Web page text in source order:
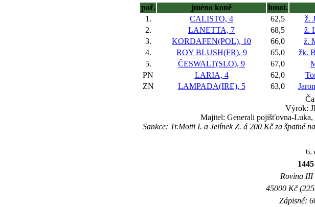
poř.
jméno koně hmot.
1.
CALISTO, 4 62,5 ž.
2.
LANETTA, 7 68,5 ž.
3.
KORDAFEN(POL), 10 66,0 ž.
4.
ROY BLUSH(FR), 9 65,0 žk.
5.
ČESWALT(SLO), 9 67,0
PN
LARIA, 4 62,0
ZN
LAMPADA(IRE), 5 63,0
Výrok:
Majitel: Generali pojišťovna-
Sankce: Tr.Mottl I. a Jelínek Z. á 200 Kč za špatné
6.
Rovina III
45000 Kč
Zápisné: